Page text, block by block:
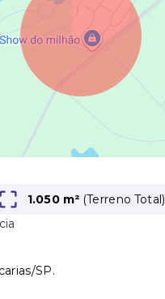
1.050 m² (Terreno Total)
SP.